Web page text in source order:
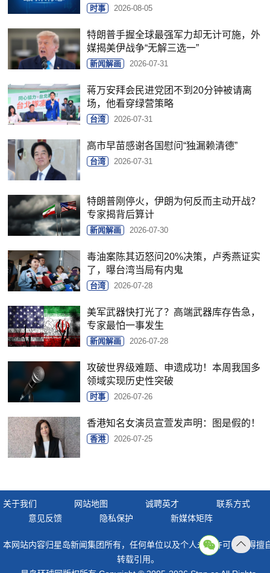
时事 2026-08-05
特朗普手握全球最强军力却无计可施，外
媒揭美伊战争“无解三选一”
新闻解画 2026-07-31
蒋万安拜会民进党团不到20分钟被请离
场，他看穿绿营策略
台湾 2026-07-31
高市早苗感谢各国慰问“独漏赖清德”
台湾 2026-07-31
特朗普刚停火，伊朗为何反而主动开战？
专家揭背后算计
新闻解画 2026-07-30
毒油案陈其迈怒问20%决策，卢秀燕证实
了，曝台湾当局有内鬼
台湾 2026-07-28
美军武器快打光了？高端武器库存告急，
专家最怕一事发生
新闻解画 2026-07-28
攻破世界级难题、申遗成功！本周我国多
领域实现历史性突破
时事 2026-07-26
香港知名女演员宣萱发声明：图是假的！
香港 2026-07-25
关于我们 网站地图 诚聘英才
联系方式
意见反馈
隐私保护 新媒体矩阵
本网站内容归星岛新闻集团所有，任何单位以及个人未经许可，不得擅
转载引用。